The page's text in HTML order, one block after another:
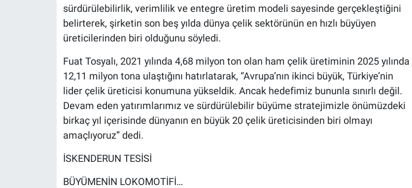
sürdürülebilirlik, verimlilik ve entegre üretim modeli sayesinde gerçekleştiğini
belirterek, şirketin son beş yılda dünya çelik sektörünün en hızlı büyüyen
üreticilerinden biri olduğunu söyledi.
Fuat Tosyalı, 2021 yılında 4,68 milyon ton olan ham çelik üretiminin 2025 yılında
12,11 milyon tona ulaştığını hatırlatarak, “Avrupa’nın ikinci büyük, Türkiye’nin
lider çelik üreticisi konumuna yükseldik. Ancak hedefimiz bununla sınırlı değil.
Devam eden yatırımlarımız ve sürdürülebilir büyüme stratejimizle önümüzdeki
birkaç yıl içerisinde dünyanın en büyük 20 çelik üreticisinden biri olmayı
amaçlıyoruz” dedi.
İSKENDERUN TESİSİ
BÜYÜMENİN LOKOMOTİFİ…